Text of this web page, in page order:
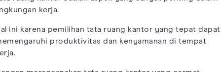
kerja.
ini karena pemilihan tata ruang kantor yang tepat dapat
produktivitas dan kenyamanan di tempat